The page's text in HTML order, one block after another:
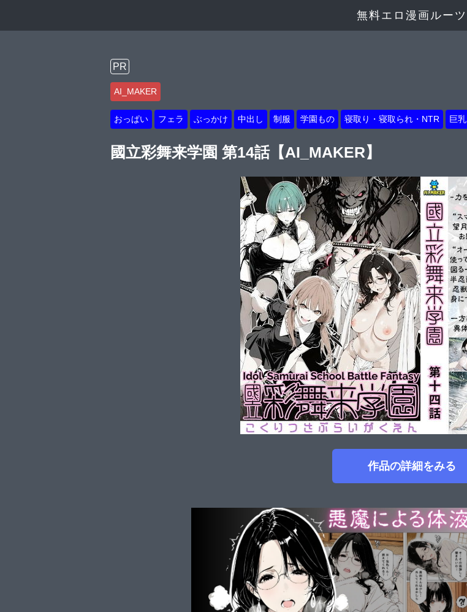
無料エロ漫画ルーツ
PR
AI_MAKER
おっぱい フェラ ぶっかけ 中出し 制服 学園もの 寝取り・寝取られ・NTR 巨乳
國立彩舞来学園 第14話【AI_MAKER】
作品の詳細をみる